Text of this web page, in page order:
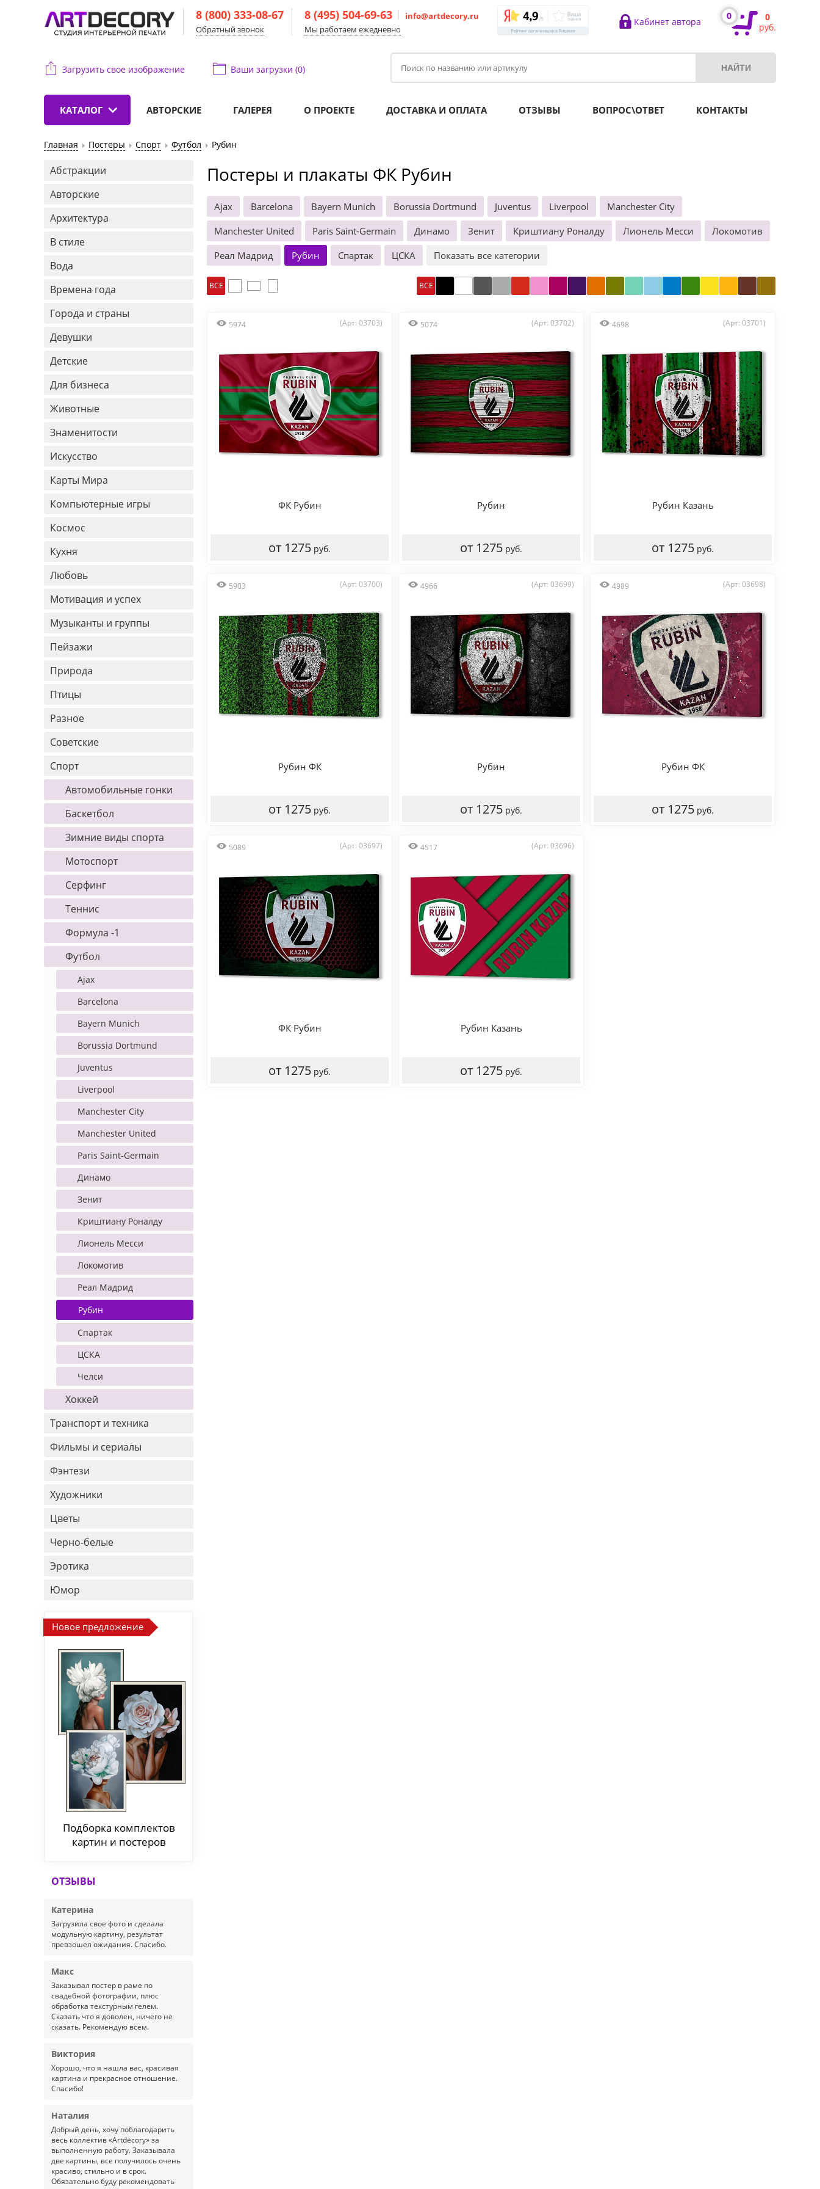
8 (800) 333-08-67
Обратный звонок
8 (495) 504-69-63
info@artdecory.ru
Мы работаем ежедневно
Кабинет автора
0
0
руб.
Загрузить свое изображение Ваши загрузки (0)
КАТАЛОГ АВТОРСКИЕ ГАЛЕРЕЯ О ПРОЕКТЕ ДОСТАВКА И ОПЛАТА ОТЗЫВЫ ВОПРОС\ОТВЕТ КОНТАКТЫ
Главная Постеры Спорт Футбол Рубин
Абстракции
Авторские
Архитектура
В стиле
Вода
Времена года
Города и страны
Девушки
Детские
Для бизнеса
Животные
Знаменитости
Искусство
Карты Мира
Компьютерные игры
Космос
Кухня
Любовь
Мотивация и успех
Музыканты и группы
Пейзажи
Природа
Птицы
Разное
Советские
Спорт
Автомобильные гонки
Баскетбол
Зимние виды спорта
Мотоспорт
Серфинг
Теннис
Формула -1
Футбол
Ajax
Barcelona
Bayern Munich
Borussia Dortmund
Juventus
Liverpool
Manchester City
Manchester United
Paris Saint-Germain
Динамо
Зенит
Криштиану Роналду
Лионель Месси
Локомотив
Реал Мадрид
Рубин
Спартак
ЦСКА
Челси
Хоккей
Транспорт и техника
Фильмы и сериалы
Фэнтези
Художники
Цветы
Черно-белые
Эротика
Юмор
Новое предложение
Подборка комплектов
картин и постеров
ОТЗЫВЫ
Катерина
Загрузила свое фото и сделала
модульную картину, результат
превзошел ожидания. Спасибо.
Макс
Заказывал постер в раме по
свадебной фотографии, плюс
обработка текстурным гелем.
Сказать что я доволен, ничего не
сказать. Рекомендую всем.
Виктория
Хорошо, что я нашла вас, красивая
картина и прекрасное отношение.
Спасибо!
Наталия
Добрый день, хочу поблагодарить
весь коллектив «Artdecory» за
выполненную работу. Заказывала
две картины, все получилось очень
красиво, стильно и в срок.
Обязательно буду рекомендовать
Постеры и плакаты ФК Рубин
Ajax Barcelona Bayern Munich Borussia Dortmund Juventus Liverpool
Manchester City
Manchester United
Paris Saint-Germain Динамо Зенит Криштиану Роналду Лионель Месси
Локомотив
Реал Мадрид
Рубин Спартак ЦСКА Показать все категории
ВСЕ ВСЕ
5974 (Арт: 03703)
ФК Рубин
от 1275 руб.
5074 (Арт: 03702)
Рубин
от 1275 руб.
4698 (Арт: 03701)
Рубин Казань
от 1275 руб.
5903 (Арт: 03700)
Рубин ФК
от 1275 руб.
4966 (Арт: 03699)
Рубин
от 1275 руб.
4989 (Арт: 03698)
Рубин ФК
от 1275 руб.
5089 (Арт: 03697)
ФК Рубин
от 1275 руб.
4517 (Арт: 03696)
Рубин Казань
от 1275 руб.